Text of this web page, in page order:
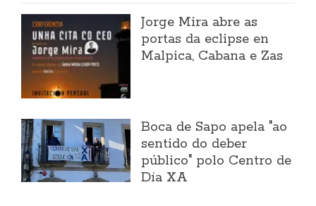
Jorge Mira abre as
portas da eclipse en
Malpica, Cabana e Zas
Boca de Sapo apela "ao
sentido do deber
público" polo Centro de
Día XA